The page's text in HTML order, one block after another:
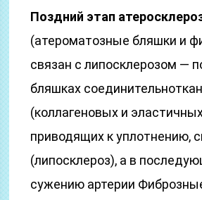
Поздний этап
(атероматозные бляшки и
связан с липосклерозом —
бляшках
(коллагеновых и
приводящих к уплотнению,
(липосклероз), а в
сужению артерии